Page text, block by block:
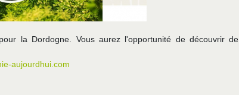
la Dordogne. Vous aurez l'opportunité de découvrir de
aujourdhui.com